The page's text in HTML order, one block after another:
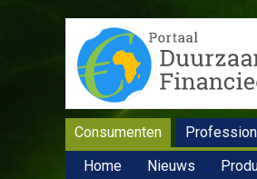
Consumenten
Home
Nieuws